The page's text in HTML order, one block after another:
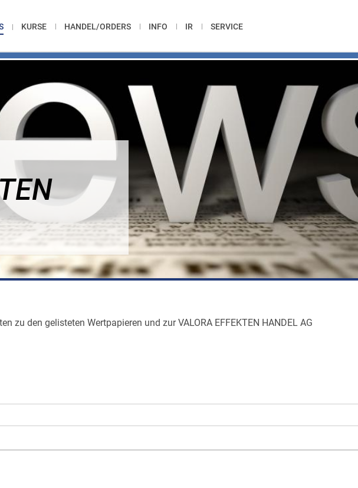
KURSE HANDEL/ORDERS INFO IR SERVICE
zu den gelisteten Wertpapieren und zur VALORA EFFEKTEN HANDEL AG